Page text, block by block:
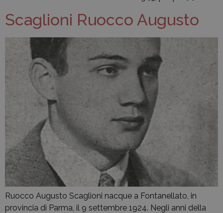
Scaglioni Ruocco Augusto
Ruocco Augusto Scaglioni nacque a Fontanellato, in
provincia di Parma, il 9 settembre 1924. Negli anni della